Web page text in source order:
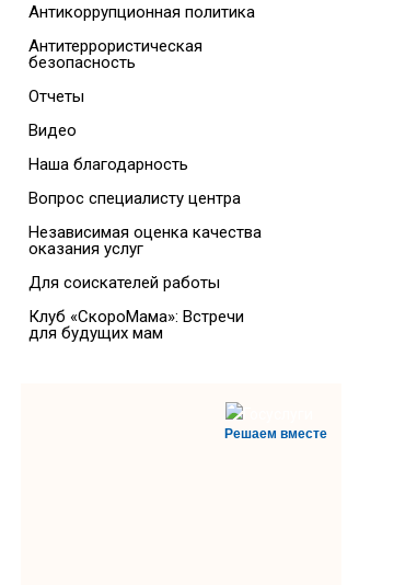
Антикоррупционная политика
Антитеррористическая
безопасность
Отчеты
Видео
Наша благодарность
Вопрос специалисту центра
Независимая оценка качества
оказания услуг
Для соискателей работы
Клуб «СкороМама»: Встречи
для будущих мам
Решаем вместе